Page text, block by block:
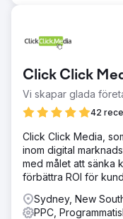
Click Click
Vi skapar glada
42
Click Click Media,
inom digital
med målet att sänka
förbättra ROI för
Sydney, New
PPC,